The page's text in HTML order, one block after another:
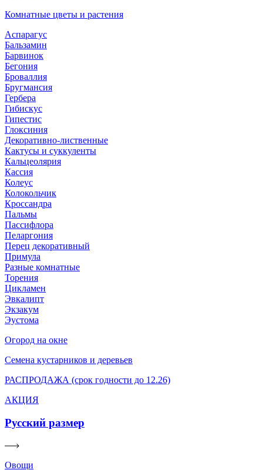
Комнатные цветы и растения
Аспарагус
Бальзамин
Барвинок
Бегония
Броваллия
Бругмансия
Гербера
Гибискус
Гипестис
Глоксиния
Декоративно-лиственные
Кактусы и суккуленты
Кальцеолярия
Кассия
Колеус
Колокольчик
Кроссандра
Пальмы
Пассифлора
Пеларгония
Перец декоративный
Примула
Разные комнатные
Торения
Цикламен
Эвкалипт
Экзакум
Эустома
Огород на окне
Семена кустарников и деревьев
РАСПРОДАЖА (срок годности до 12.26)
АКЦИЯ
Русский размер
Овощи